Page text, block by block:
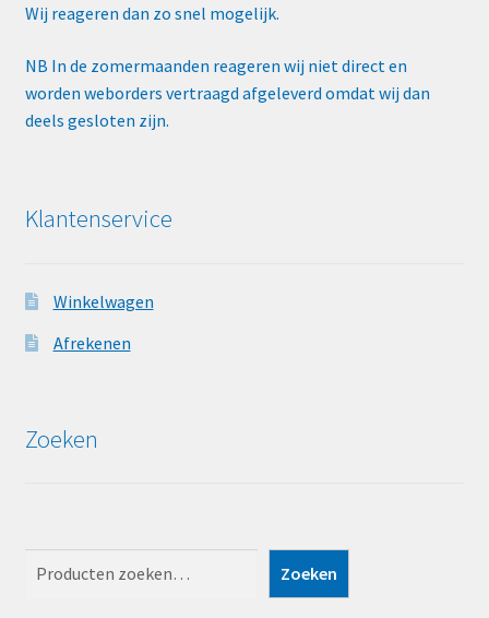
Wij reageren dan zo snel mogelijk.
NB In de zomermaanden reageren wij niet direct en
worden weborders vertraagd afgeleverd omdat wij dan
deels gesloten zijn.
Klantenservice
Winkelwagen
Afrekenen
Zoeken
Zoeken